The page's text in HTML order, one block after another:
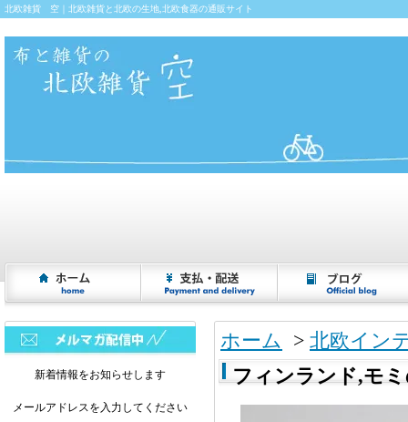
北欧雑貨 空｜北欧雑貨と北欧の生地,北欧食器の通販サイト
新着情報をお知らせします
メールアドレスを入力してください
ホーム > 北欧イン
フィンランド,モ